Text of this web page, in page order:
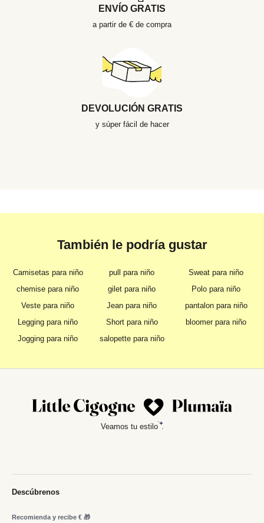
ENVÍO GRATIS
a partir de € de compra
DEVOLUCIÓN GRATIS
y súper fácil de hacer
También le podría gustar
Camisetas para niño pull para niño
Sweat para niño
chemise para niño
gilet para niño
Polo para niño
Veste para niño
Jean para niño
pantalon para niño
Legging para niño
Short para niño
bloomer para niño
Jogging para niño
salopette para niño
Veamos tu estilo
Descúbrenos
Recomienda y recibe € 🎁